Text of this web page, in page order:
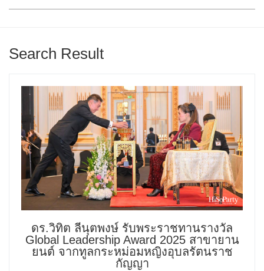
Search Result
ดร.วิทิต ลีนุตพงษ์ รับพระราชทานรางวัล
Global Leadership Award 2025 สาขายาน
ยนต์ จากทูลกระหม่อมหญิงอุบลรัตนราช
กัญญา